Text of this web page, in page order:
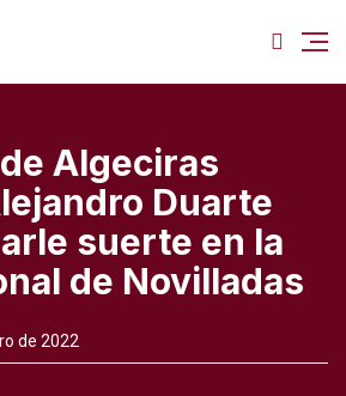
Algeciras
Duarte
suerte en la
de Novilladas
de 2022